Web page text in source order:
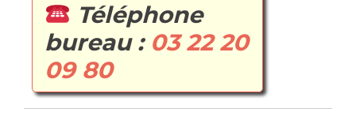
Téléphone
bureau : 03 22 20
09 80